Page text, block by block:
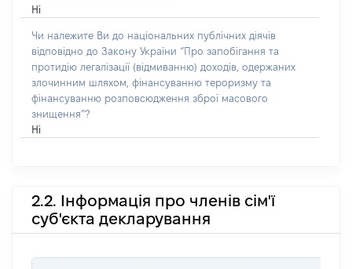
Ні
Чи належите Ви до національних публічних діячів
відповідно до Закону України “Про запобігання та
протидію легалізації (відмиванню) доходів, одержаних
злочинним шляхом, фінансуванню тероризму та
фінансуванню розповсюдження зброї масового
знищення”?
Ні
2.2. Інформація про членів сім'ї
суб'єкта декларування